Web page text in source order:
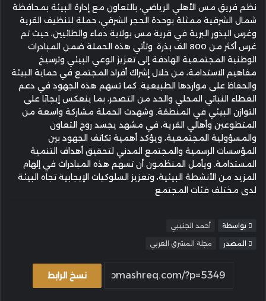
نظم فريق مس الأهلي الرياضي، بالتعاون مع إدارة البيئة بمحافظة
شمال الشرقية ممثلة بوحدة الحجر الشرقي، حملة لتنظيف القرية
وغرس البذور البرية في قرية مس بولاية دماء والطائيين، حيث تم
غرس أكثر من 800 الف بذرة. وتأتي هذه الحملة ضمن المبادرات
الوطنية المجتمعية الهادفة إلى تعزيز الوعي البيئي وترسيخ
مفاهيم الاستدامة، من خلال إشراك أفراد المجتمع في حماية البيئة
والحفاظ على مواردها الطبيعية. كما تسهم هذه الجهود في دعم
الغطاء النباتي المحلي والحد من التصحر، بما ينعكس إيجابًا على
التوازن البيئي في المنطقة. وشهدت الحملة مشاركة واسعة من
المتطوعين وأهالي القرية، في مشهد يجسد روح التعاون
والمسؤولية المجتمعية، ويؤكد أهمية تكاتف الجهود بين
المؤسسات الرسمية والمجتمع المدني لتحقيق أهداف التنمية
المستدامة. ويأمل المنظمون أن تسهم هذه المبادرات في إلهام
المزيد من الأنشطة البيئية، وتعزيز السلوكيات الإيجابية تجاه البيئة
لدى مختلف فئات المجتمع
بواسطة أحمد الجنيبي
المصدر مجلة المشرق العربي
نسخ الرابط